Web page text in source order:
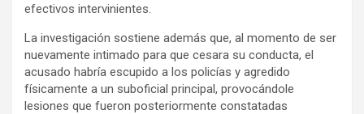
efectivos intervinientes.
La investigación sostiene además que, al momento de ser
nuevamente intimado para que cesara su conducta, el
acusado habría escupido a los policías y agredido
físicamente a un suboficial principal, provocándole
lesiones que fueron posteriormente constatadas